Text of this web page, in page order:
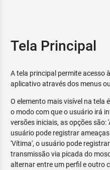
Tela Principal
A tela principal permite acesso
aplicativo através dos menus
O elemento mais visível na tela
o modo com que o usuário irá
versões iniciais, as opções são:
usuário pode registrar
'Vítima', o usuário pode
transmissão via picada do
alternar entre um perfil e outro